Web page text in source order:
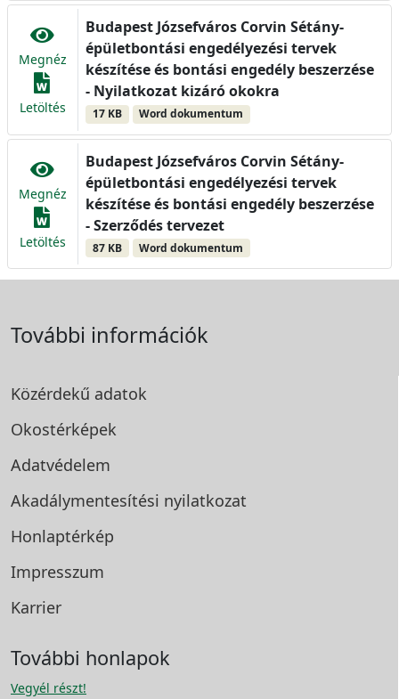
Megnéz
Letöltés
Budapest Józsefváros Corvin Sétány-
épületbontási engedélyezési tervek
készítése és bontási engedély beszerzése
- Nyilatkozat kizáró okokra
17 KB Word dokumentum
Megnéz
Letöltés
Budapest Józsefváros Corvin Sétány-
épületbontási engedélyezési tervek
készítése és bontási engedély beszerzése
- Szerződés tervezet
87 KB Word dokumentum
További információk
Közérdekű adatok
Okostérképek
Adatvédelem
Akadálymentesítési nyilatkozat
Honlaptérkép
Impresszum
Karrier
További honlapok
Vegyél részt!